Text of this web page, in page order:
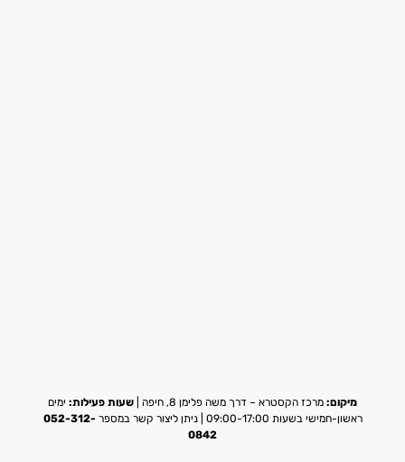
מיקום: מרכז הקסטרא – דרך משה פלימן 8, חיפה | שעות פעילות: ימים
ראשון-חמישי בשעות 09:00-17:00 | ניתן ליצור קשר במספר
052-312-
0842